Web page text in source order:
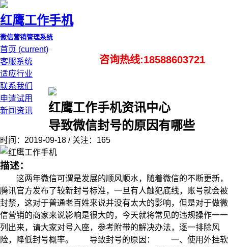
红鹰工作手机
微信营销管理系统
首页 (current)
客服系统
适应行业
联系我们
申请试用
新闻资讯
咨询热线:18588603721
红鹰工作手机资讯中心
导致微信封号的原因有哪些
时间：2019-09-18 / 关注：165
描述：
这两年微信可谓是发展的顺风顺水，随着微信的不断更新，
腾讯官方发布了较新封号标准，一旦有人触犯底线，账号就会被
封禁，这对于普通老百姓来说并没有太大的影响，但是对于做微
信营销的商家来说影响是很大的，今天就将常见的违规操作一一
列出来，请大家对号入座，参考附带的解决办法，逐一排除风
险，降低封号概率。 导致封号的原因： 一、使用外挂软